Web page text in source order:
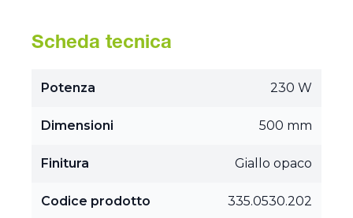
Scheda tecnica
Potenza 230 W
Dimensioni 500 mm
Finitura Giallo opaco
Codice prodotto 335.0530.202